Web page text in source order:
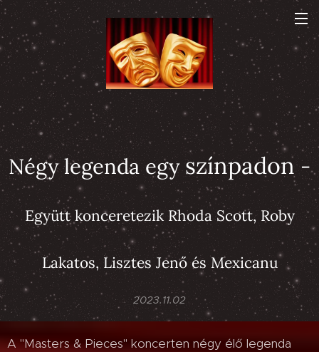
Négy legenda egy színpadon -
Együtt konceretezik Rhoda Scott, Roby
Lakatos, Lisztes Jenő és Mexicanu
2023.11.02
A "Masters & Pieces" koncerten négy élő legenda